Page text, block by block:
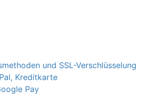
und SSL-Verschlüsselung
Kreditkarte
Pay